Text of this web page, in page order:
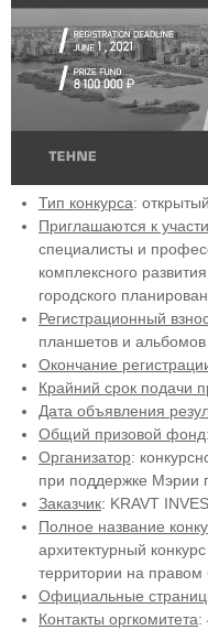
Тип конкурса:
Приглашаются к
специалисты и
комплексного
городского
Регистрационный
планшетов и альбомов
Окончание
Крайний срок подачи
Дата объявления
Общий призовой фонд
Организатор:
при поддержке Мэрии
Заказчик: KRAVT
Полное название
архитектурный
территории на правом
Официальные
Контакты оргкомитета: